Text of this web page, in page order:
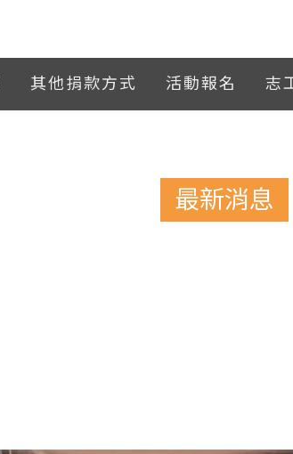
其他捐款方式 活動報名 志
最新消息